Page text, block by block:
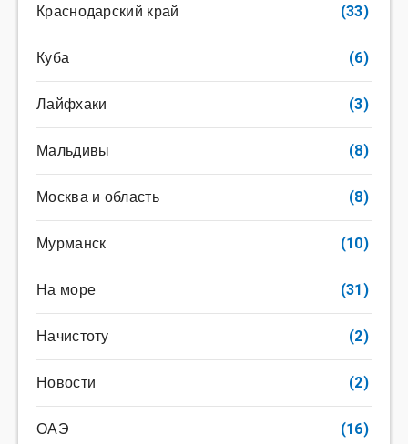
Краснодарский край (33)
Куба (6)
Лайфхаки (3)
Мальдивы (8)
Москва и область (8)
Мурманск (10)
На море (31)
Начистоту (2)
Новости (2)
ОАЭ (16)